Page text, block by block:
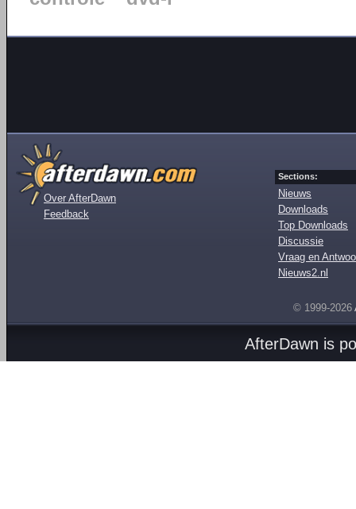
Over AfterDawn
Feedback
Sections:
Nieuws
Downloads
Top Downloads
Discussie
Vraag en
Nieuws2.nl
© 1999-2026
AfterDawn is